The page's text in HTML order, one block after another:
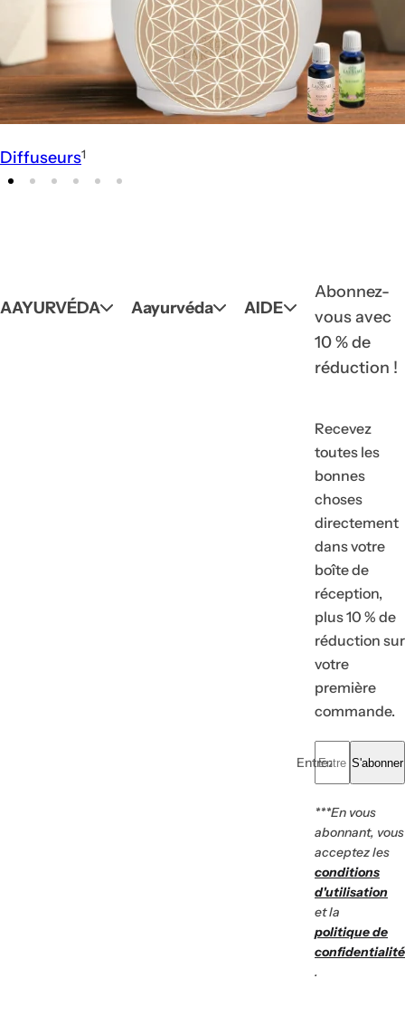
Diffuseurs1
AAYURVÉDA Aayurvéda AIDE
Abonnez-
vous avec
10 % de
réduction !
Recevez
toutes les
bonnes
choses
directement
dans votre
boîte de
réception,
plus 10 % de
réduction sur
votre
première
commande.
Entrez votre e-
S'abonner
***En vous
abonnant, vous
acceptez les
conditions
d'utilisation
et la
politique de
confidentialité
.